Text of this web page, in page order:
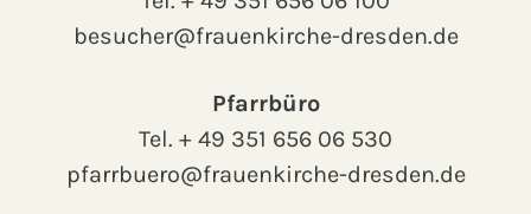
besucher@frauenkirche-dresden.de
Pfarrbüro
Tel. + 49 351 656 06 530
pfarrbuero@frauenkirche-dresden.de